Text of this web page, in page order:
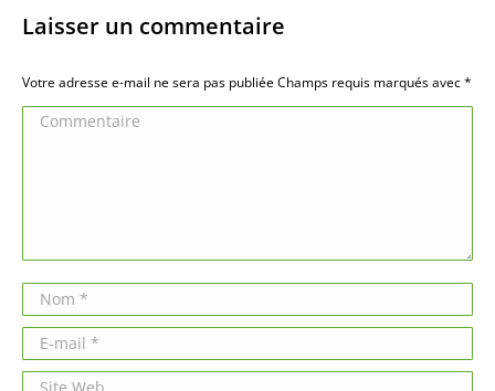
Laisser un commentaire
Votre adresse e-mail ne sera pas publiée Champs requis marqués avec*
Commentaire
Nom *
E-mail *
Site Web